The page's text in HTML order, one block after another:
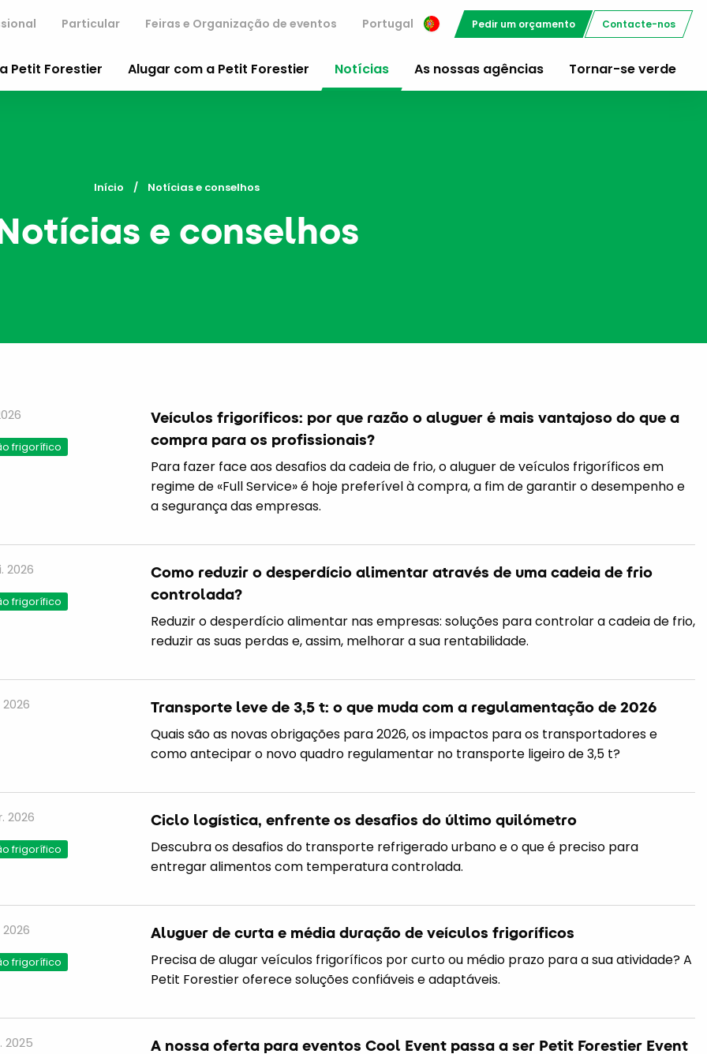
Particular Feiras e Organização de eventos Portugal Pedir um orçamento Contacte-nos
Petit Forestier Alugar com a Petit Forestier Notícias As nossas agências Tornar-se verde
Início Current:
Notícias e conselhos
e conselhos
frigorífico
Veículos frigoríficos: por que razão o aluguer é mais vantajoso do que a
compra para os profissionais?
Para fazer face aos desafios da cadeia de frio, o aluguer de veículos frigoríficos em
regime de «Full Service» é hoje preferível à compra, a fim de garantir o desempenho e
a segurança das empresas.
2026
frigorífico
Como reduzir o desperdício alimentar através de uma cadeia de frio
controlada?
Reduzir o desperdício alimentar nas empresas: soluções para controlar a cadeia de frio,
reduzir as suas perdas e, assim, melhorar a sua rentabilidade.
Transporte leve de 3,5 t: o que muda com a regulamentação de 2026
Quais são as novas obrigações para 2026, os impactos para os transportadores e
como antecipar o novo quadro regulamentar no transporte ligeiro de 3,5 t?
2026
frigorífico
Ciclo logística, enfrente os desafios do último quilómetro
Descubra os desafios do transporte refrigerado urbano e o que é preciso para
entregar alimentos com temperatura controlada.
frigorífico
Aluguer de curta e média duração de veículos frigoríficos
Precisa de alugar veículos frigoríficos por curto ou médio prazo para a sua atividade? A
Petit Forestier oferece soluções confiáveis e adaptáveis.
2025 A nossa oferta para eventos Cool Event passa a ser Petit Forestier Event